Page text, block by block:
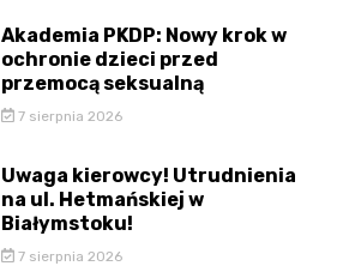
Akademia PKDP: Nowy krok w
ochronie dzieci przed
przemocą seksualną
7 sierpnia 2026
Uwaga kierowcy! Utrudnienia
na ul. Hetmańskiej w
Białymstoku!
7 sierpnia 2026